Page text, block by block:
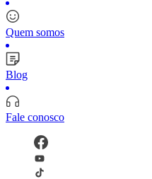
Quem somos
Blog
Fale conosco